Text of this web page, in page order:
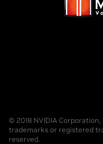
© 2018 NVIDIA Corporation,
trademarks or registered
reserved.